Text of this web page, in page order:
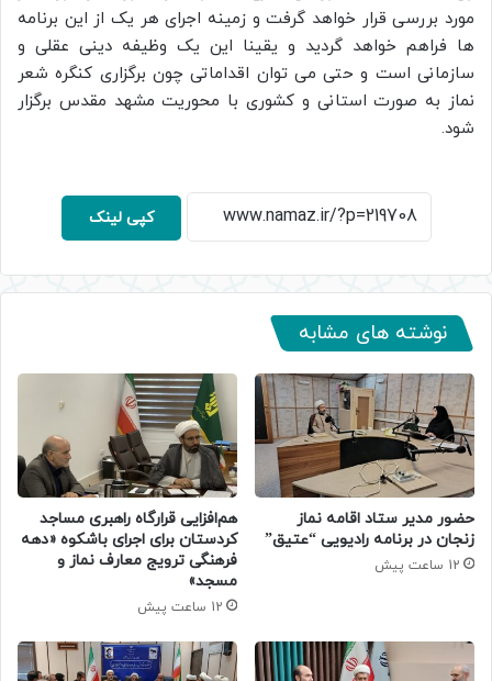
مورد بررسی قرار خواهد گرفت و زمینه اجرای هر یک از این برنامه
ها فراهم خواهد گردید و یقینا این یک وظیفه دینی عقلی و
سازمانی است و حتی می توان اقداماتی چون برگزاری کنگره شعر
نماز به صورت استانی و کشوری با محوریت مشهد مقدس برگزار
شود.
کپی لینک
نوشته های مشابه
حضور مدیر ستاد اقامه نماز
زنجان در برنامه رادیویی “عتیق”
12 ساعت پیش
هم‌افزایی قرارگاه راهبری مساجد
کردستان برای اجرای باشکوه «دهه
فرهنگی ترویج معارف نماز و
مسجد»
12 ساعت پیش